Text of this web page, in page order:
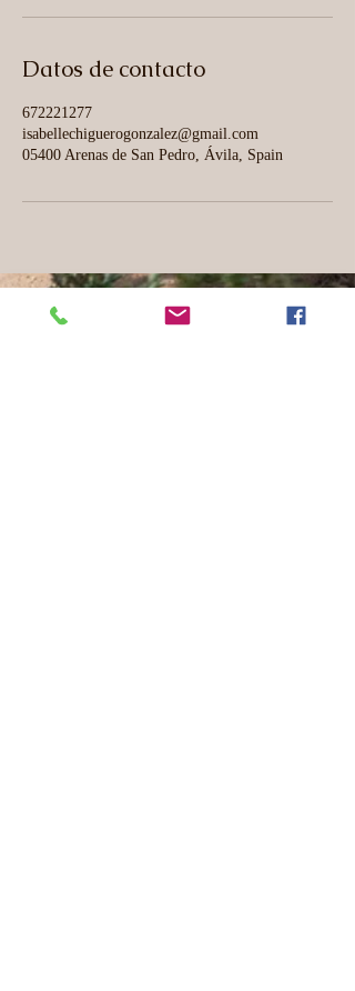
Datos de contacto
672221277
isabellechiguerogonzalez@gmail.com
05400 Arenas de San Pedro, Ávila, Spain